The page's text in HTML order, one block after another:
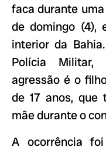
faca durante
de domingo (4),
interior da
Polícia
agressão é o
de 17 anos, que
mãe durante o
A ocorrência